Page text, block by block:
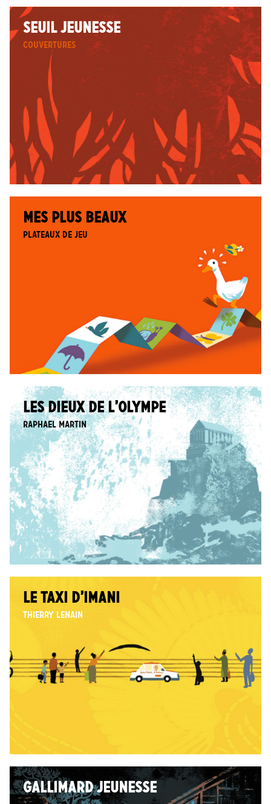
SEUIL JEUNESSE
Couvertures
MES PLUS BEAUX
plateaux de jeu
LES DIEUX DE L’OLYMPE
Raphael Martin
LE TAXI D’IMANI
Thierry Lenain
GALLIMARD JEUNESSE